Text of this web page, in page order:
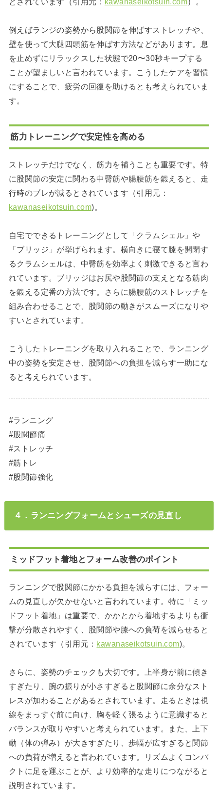
例えばランジの姿勢から股関節を伸ばすストレッチや、
壁を使って大腿四頭筋を伸ばす方法などがあります。息
を止めずにリラックスした状態で20〜30秒キープする
ことが望ましいと言われています。こうしたケアを習慣
にすることで、疲労の回復を助けるとも考えられていま
す。
筋力トレーニングで安定性を高める
ストレッチだけでなく、筋力を補うことも重要です。特
に股関節の安定に関わる中臀筋や腸腰筋を鍛えると、走
行時のブレが減るとされています（引用元：
kawanaseikotsuin.com)。
自宅でできるトレーニングとして「クラムシェル」や
「ブリッジ」が挙げられます。横向きに寝て膝を開閉す
るクラムシェルは、中臀筋を効率よく刺激できると言わ
れています。ブリッジはお尻や股関節の支えとなる筋肉
を鍛える定番の方法です。さらに腸腰筋のストレッチを
組み合わせることで、股関節の動きがスムーズになりや
すいとされています。
こうしたトレーニングを取り入れることで、ランニング
中の姿勢を安定させ、股関節への負担を減らす一助にな
ると考えられています。
#ランニング
#股関節痛
#ストレッチ
#筋トレ
#股関節強化
４．ランニングフォームとシューズの見直し
ミッドフット着地とフォーム改善のポイント
ランニングで股関節にかかる負担を減らすには、フォー
ムの見直しが欠かせないと言われています。特に「ミッ
ドフット着地」は重要で、かかとから着地するよりも衝
撃が分散されやすく、股関節や膝への負荷を減らせると
されています（引用元： kawanaseikotsuin.com)。
さらに、姿勢のチェックも大切です。上半身が前に傾き
すぎたり、腕の振りが小さすぎると股関節に余分なスト
レスが加わることがあるとされています。走るときは視
線をまっすぐ前に向け、胸を軽く張るように意識すると
バランスが取りやすいと考えられています。また、上下
動（体の弾み）が大きすぎたり、歩幅が広すぎると関節
への負荷が増えると言われています。リズムよくコンパ
クトに足を運ぶことが、より効率的な走りにつながると
説明されています。